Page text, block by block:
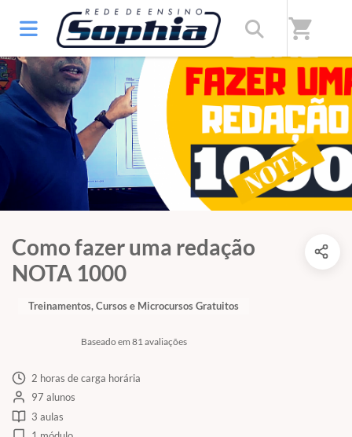
shopping_cart
Como fazer uma redação
NOTA 1000
Baseado em 81 avaliações
Treinamentos, Cursos e Microcursos Gratuitos
2 horas de carga horária
97 alunos
3 aulas